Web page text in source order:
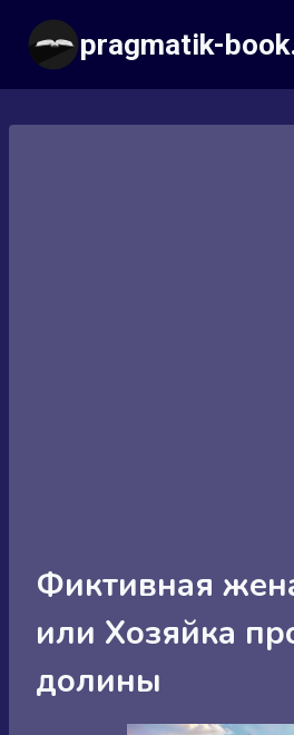
Перейти
содержимому
pragmatik-
Фиктивная
или Хозяйка
долины